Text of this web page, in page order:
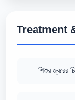
Treatment
শিশুর জ্বরের